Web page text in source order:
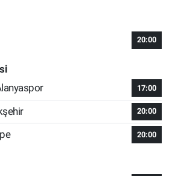
20:00
17:00
20:00
20:00